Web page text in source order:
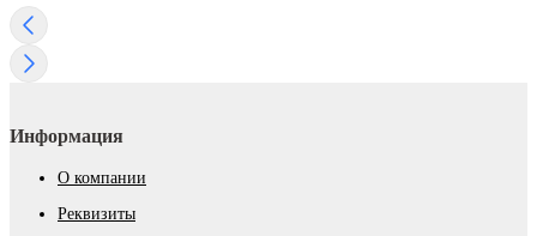
Информация
О компании
Реквизиты